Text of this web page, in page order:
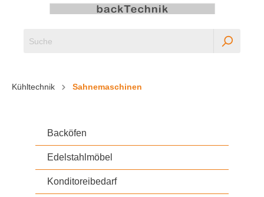
Kühltechnik Sahnemaschinen
Backöfen
Edelstahlmöbel
Konditoreibedarf